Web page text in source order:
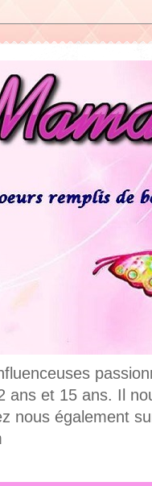
ans et 15 ans. Il
nous également